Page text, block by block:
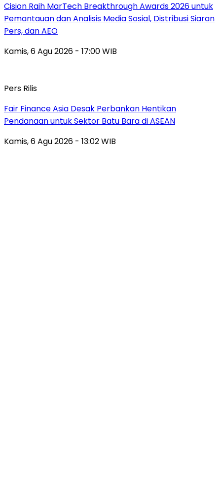
Cision Raih MarTech Breakthrough Awards 2026 untuk
Pemantauan dan Analisis Media Sosial, Distribusi Siaran
Pers, dan AEO
Kamis, 6 Agu 2026 - 17:00 WIB
Pers Rilis
Fair Finance Asia Desak Perbankan Hentikan
Pendanaan untuk Sektor Batu Bara di ASEAN
Kamis, 6 Agu 2026 - 13:02 WIB